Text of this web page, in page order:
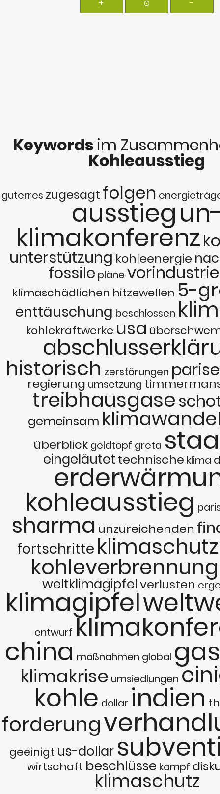
+ ⊙ -
Keywords im
Kohleausstieg
guterres zugesagt folgen
ausstieg
klimakonferenz
unterstützung kohleenergie
fossile pläne
klimaschädlichen hitzewellen 5-
enttäuschung beschlossen
kohlekraftwerke usa
historisch zerstörungen
regierung umsetzung
treibhausgase
gemeinsam
überblick geldtopf greta
eingeläutet technische klima
kohleausstieg
sharma unzureichenden
fortschritte
kohleverbrennung
weltklimagipfelverlusten
klimagipfel
entwurf
china maßnahmen global gas
klimakrise umsiedlungen
kohle dollar indien
forderung
geeinigt us-dollar
wirtschaft beschlüsse kampf
klimaschutz